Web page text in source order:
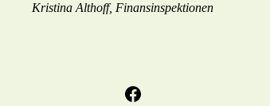
Kristina Althoff, Finansinspektionen